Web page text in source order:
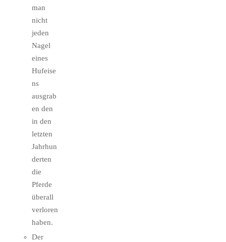
man
nicht
jeden
Nagel
eines
Hufeise
ns
ausgrab
en den
in den
letzten
Jahrhun
derten
die
Pferde
überall
verloren
haben.
Der